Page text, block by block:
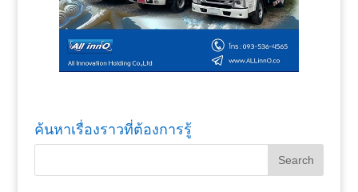
ค้นหาเรื่องราวที่ต้องการรู้